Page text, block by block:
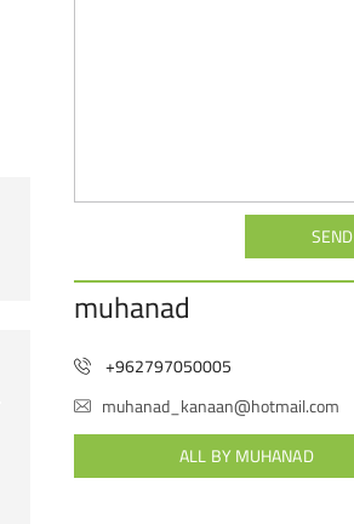
SEND
muhanad
+962797050005
muhanad_kanaan@hotmail.com
ALL BY MUHANAD